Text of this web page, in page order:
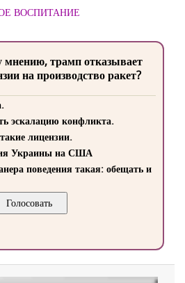
ВОСПИТАНИЕ
трамп отказывает
на производство ракет?
эскалацию конфликта.
лицензии.
Украины на США
поведения такая: обещать и